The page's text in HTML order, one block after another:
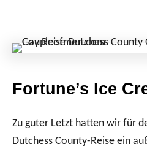
Fortune’s Ice
Zu guter Letzt hatten wir für
Dutchess County-Reise ein